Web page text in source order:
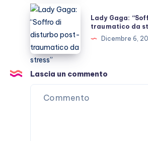
Donald
Trump
(VIDEO)
Lady
Gaga:
“Soffro
di
disturbo
post-
traumatico
Lady Gaga:
traumatico da
Dicembre 6,
Lascia un commento